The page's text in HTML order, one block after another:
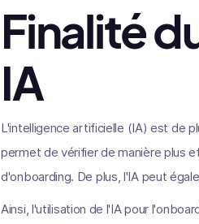
Finalité
IA
L'intelligence artificielle (IA) est de
permet de vérifier de manière plus
d'onboarding. De plus, l'IA peut
Ainsi, l'utilisation de l'IA pour